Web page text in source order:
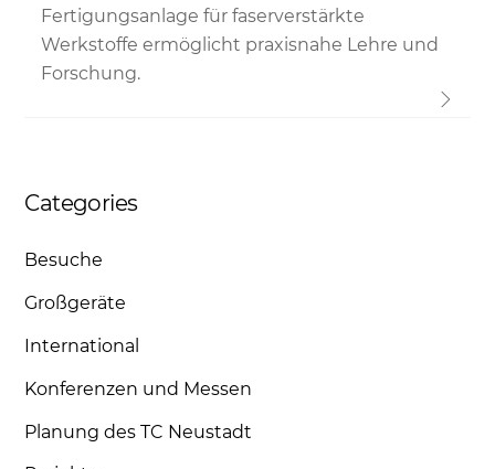
Fertigungsanlage für faserverstärkte
Werkstoffe ermöglicht praxisnahe Lehre und
Forschung.
Categories
Besuche
Großgeräte
International
Konferenzen und Messen
Planung des TC Neustadt